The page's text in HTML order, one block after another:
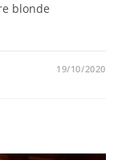
blonde
19/10/2020